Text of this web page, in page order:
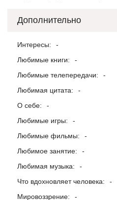
Дополнительно
Интересы:
-
Любимые книги:
-
Любимые телепередачи:
-
Любимая цитата:
-
О себе:
-
Любимые игры:
-
Любимые фильмы:
-
Любимое занятие:
-
Любимая музыка:
-
Что вдохновляет человека:
-
Мировоззрение:
-